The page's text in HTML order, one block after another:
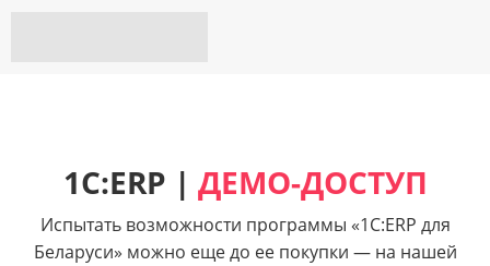
1С:ERP | ДЕМО-ДОСТУП
Испытать возможности программы «1С:ERP для
Беларуси» можно еще до ее покупки — на нашей